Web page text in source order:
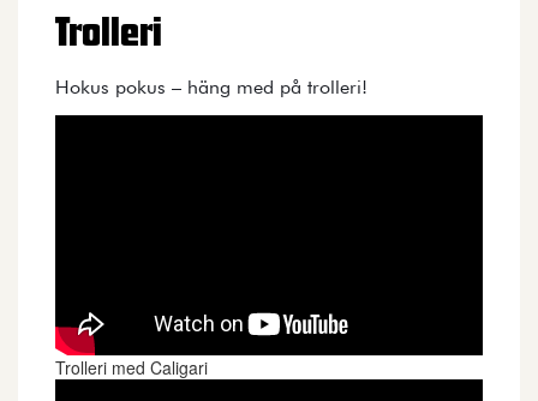
Trolleri
Hokus pokus – häng med på trolleri!
Trolleri med Caligari